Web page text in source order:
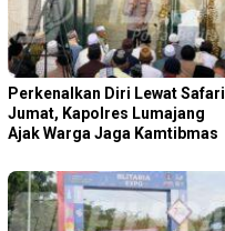
Perkenalkan Diri Lewat Safari
Jumat, Kapolres Lumajang
Ajak Warga Jaga Kamtibmas